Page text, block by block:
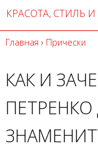
КРАСОТА, СТИЛЬ
Главная › Прически
КАК И